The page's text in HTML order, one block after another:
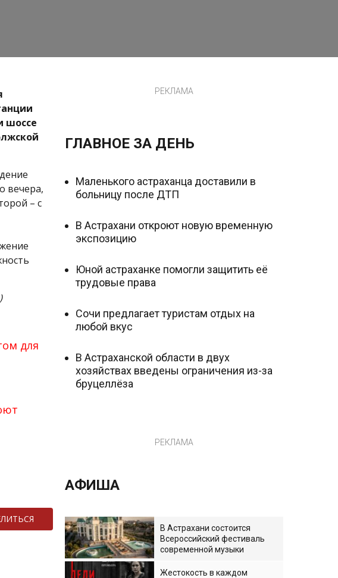
шоссе
вечера,
– с
для
РЕКЛАМА
ГЛАВНОЕ ЗА ДЕНЬ
Маленького астраханца доставили в
больницу после ДТП
В Астрахани откроют новую временную
экспозицию
Юной астраханке помогли защитить её
трудовые права
Сочи предлагает туристам отдых на
любой вкус
В Астраханской области в двух
хозяйствах введены ограничения из-за
бруцеллёза
РЕКЛАМА
АФИША
В Астрахани состоится
Всероссийский фестиваль
современной музыки
Жестокость в каждом